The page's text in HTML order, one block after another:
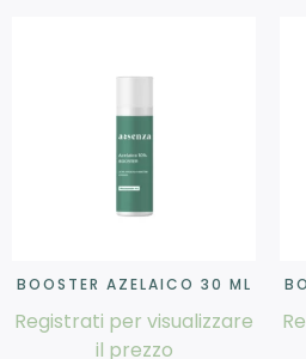
BOOSTER AZELAICO 30 ML
Registrati per visualizzare
il prezzo